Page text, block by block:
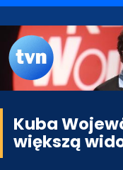
Kuba
większą